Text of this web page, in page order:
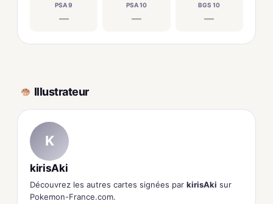
PSA 9
—
PSA 10
—
BGS 10
—
Illustrateur
K
kirisAki
Découvrez les autres cartes signées par kirisAki sur
Pokemon-France.com.